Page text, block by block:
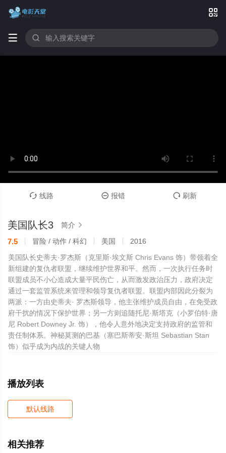

 
 线路  报错  刷新
美国队长3 简介 
7.5 冒险 / 动作 / 科幻 美国
2016
美国队长史蒂夫·罗杰斯（克里斯·埃文斯 Chris Evans 饰）带领着全
新组建的复仇者联盟，继续维护世界和平。然而，一次执行任务时
联盟成员不小心造成大量平民伤亡，从而激发政治压力，政府决定
通过一套监管系统来管理和领导复仇者联盟。联盟内部因此分裂为
两派：一方由史蒂夫· 罗杰斯领导，他主张维护成员自由，在免受政
府干扰的情况下保护世界；另一方则追随托尼·斯塔克（小罗伯特·唐
尼 Robert Downey Jr. 饰），他令人意外地决定支持政府的监管和
责任制体系。神秘莫测的巴基（塞巴斯蒂安·斯坦 Sebastian Stan
饰）似乎成为内战的关键人物
播放列表
默认线路
相关推荐